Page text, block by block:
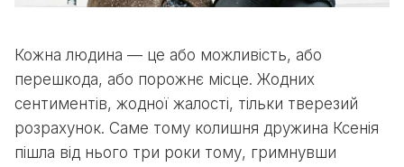
Кожна людина — це або можливість, або
перешкода, або порожнє місце. Жодних
сентиментів, жодної жалості, тільки тверезий
розрахунок. Саме тому колишня дружина Ксенія
пішла від нього три роки тому, гримнувши